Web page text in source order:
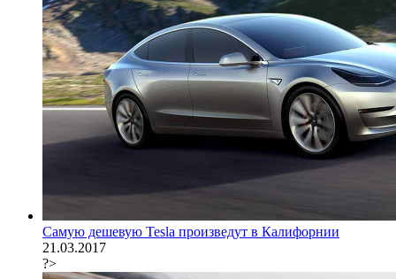
Самую дешевую Tesla произведут в Калифорнии
21.03.2017
?>